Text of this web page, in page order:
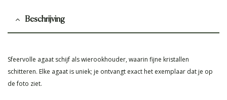
Beschrijving
Sfeervolle agaat schijf als wierookhouder, waarin fijne kristallen
schitteren. Elke agaat is uniek; je ontvangt exact het exemplaar dat je op
de foto ziet.